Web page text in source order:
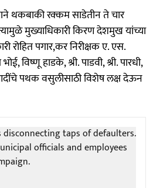
थकबाकी रक्कम साडेतीन ते चार
मुख्याधिकारी किरण देशमुख यांच्या
रोहित पगार,कर निरीक्षक ए. एस.
विष्णू हाडके, श्री. पाडवी, श्री. पारधी,
पथक वसुलीसाठी विशेष लक्ष देऊन